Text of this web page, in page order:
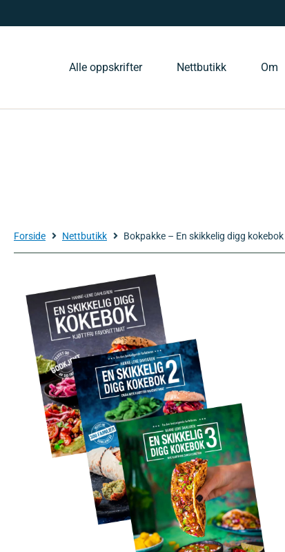
Alle oppskrifter Nettbutikk Om
Forside Nettbutikk Bokpakke – En skikkelig digg kokebok